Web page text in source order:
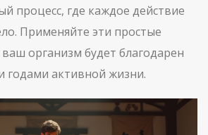
процесс, где каждое действие
Применяйте эти простые
организм будет благодарен
годами активной жизни.